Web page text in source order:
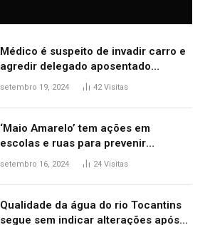
Médico é suspeito de invadir carro e
agredir delegado aposentado
durante confusão no trânsito
setembro 19, 2024 42Visitas
‘Maio Amarelo’ tem ações em
escolas e ruas para prevenir
acidentes no trânsito no AP
setembro 16, 2024 24 Visitas
Qualidade da água do rio Tocantins
segue sem indicar alterações após